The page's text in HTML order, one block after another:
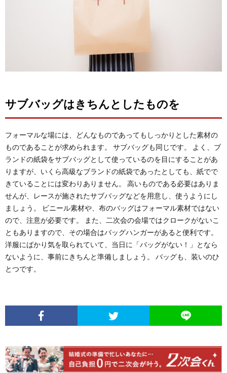
サブバッグはきちんとしたものを
フォーマルな場には、どんなものであってもしっかりとした素材の
ものであることが求められます。 サブバッグも同じです。 よく、ブ
ランドの紙袋をサブバッグとして使っているのを目にすることがあ
りますが、いくら高級なブランドの紙袋であったとしても、紙でで
きていることには変わりありません。 高いものである必要はありま
せんが、レースが施されたサブバッグなどを用意し、使うようにし
ましょう。 ビニール素材や、布のバッグはフォーマル素材ではない
ので、注意が必要です。 また、二次会の会場ではクロークがないこ
ともありますので、その場合はバッグハンガーがあると便利です。
洋服にばかり気を取られていて、当日に「バッグがない！」となら
ないように、事前にきちんと準備しましょう。 バッグも、装いのひ
とつです。